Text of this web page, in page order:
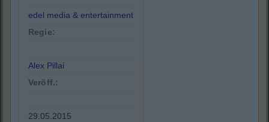
edel media & entertainment
Regie:
Alex Pillai
Veröff.:
29.05.2015